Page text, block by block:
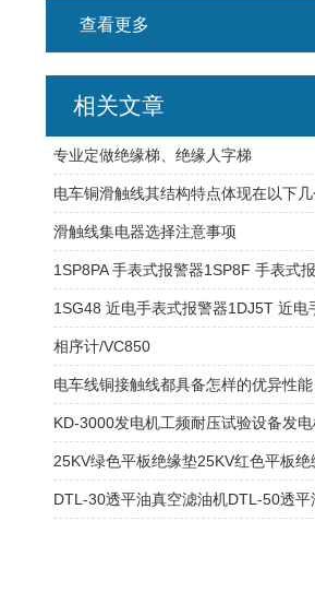
查看更多
相关文章
专业定做绝缘梯、绝缘人字梯
电车铜滑触线其结构特点体现在以下
滑触线集电器选择注意事项
1SP8PA 手表式报警器1SP8F 手表式
相序计/VC850
电车线铜接触线都具备怎样的优异性能
25KV绿色平板绝缘垫25KV红色平板绝